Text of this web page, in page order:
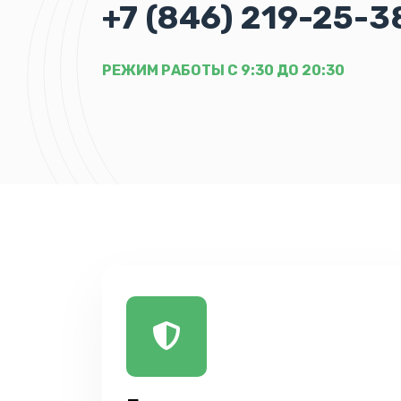
+7 (846) 219-25-
РЕЖИМ РАБОТЫ С 9:30 ДО 20:30